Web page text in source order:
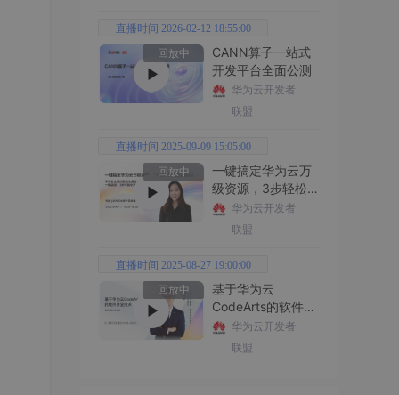
直播时间 2026-02-12 18:55:00
回放中
CANN算子一站式
开发平台全面公测
华为云开发者
联盟
直播时间 2025-09-09 15:05:00
回放中
一键搞定华为云万
级资源，3步轻松管
理企业成本
华为云开发者
联盟
直播时间 2025-08-27 19:00:00
回放中
基于华为云
CodeArts的软件开
发技术华为云开发者
联盟